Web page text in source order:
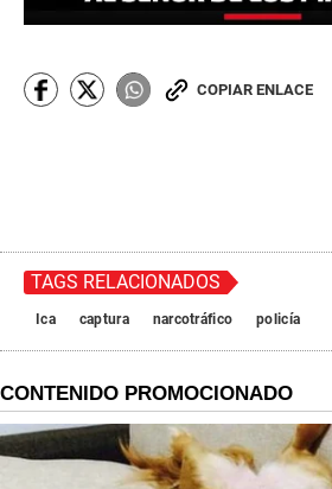
COPIAR ENLACE
TAGS RELACIONADOS
Ica captura narcotráfico policía